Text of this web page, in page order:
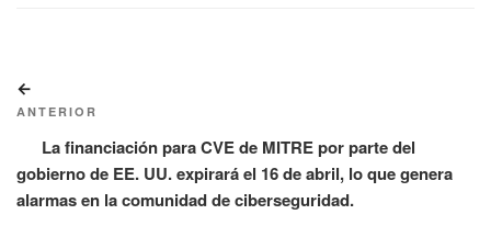
de
entradas
anterior:
ANTERIOR
La financiación para CVE de MITRE por parte del
gobierno de EE. UU. expirará el 16 de abril, lo que genera
alarmas en la comunidad de ciberseguridad.